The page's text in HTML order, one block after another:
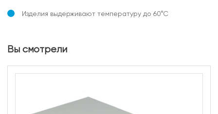
Изделия выдерживают температуру до 60°С
Вы смотрели